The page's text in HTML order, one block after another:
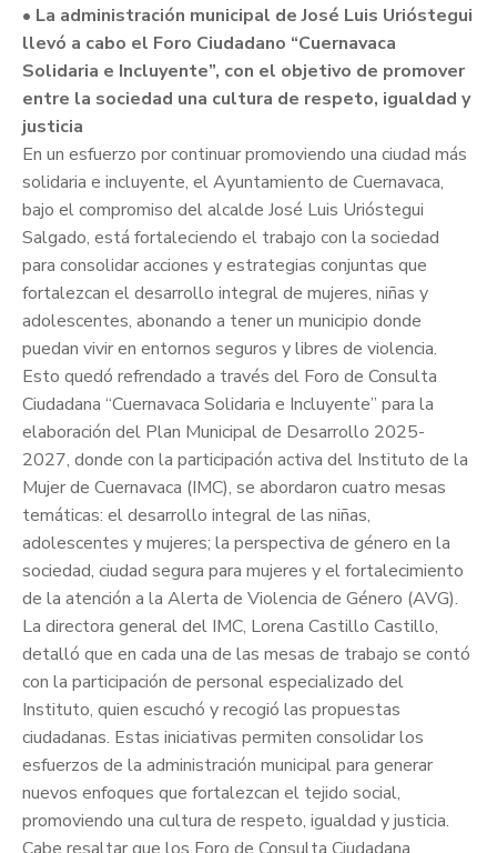
• La administración municipal de José Luis Urióstegui
llevó a cabo el Foro Ciudadano “Cuernavaca
Solidaria e Incluyente”, con el objetivo de promover
entre la sociedad una cultura de respeto, igualdad y
justicia
En un esfuerzo por continuar promoviendo una ciudad más
solidaria e incluyente, el Ayuntamiento de Cuernavaca,
bajo el compromiso del alcalde José Luis Urióstegui
Salgado, está fortaleciendo el trabajo con la sociedad
para consolidar acciones y estrategias conjuntas que
fortalezcan el desarrollo integral de mujeres, niñas y
adolescentes, abonando a tener un municipio donde
puedan vivir en entornos seguros y libres de violencia.
Esto quedó refrendado a través del Foro de Consulta
Ciudadana “Cuernavaca Solidaria e Incluyente” para la
elaboración del Plan Municipal de Desarrollo 2025-
2027, donde con la participación activa del Instituto de la
Mujer de Cuernavaca (IMC), se abordaron cuatro mesas
temáticas: el desarrollo integral de las niñas,
adolescentes y mujeres; la perspectiva de género en la
sociedad, ciudad segura para mujeres y el fortalecimiento
de la atención a la Alerta de Violencia de Género (AVG).
La directora general del IMC, Lorena Castillo Castillo,
detalló que en cada una de las mesas de trabajo se contó
con la participación de personal especializado del
Instituto, quien escuchó y recogió las propuestas
ciudadanas. Estas iniciativas permiten consolidar los
esfuerzos de la administración municipal para generar
nuevos enfoques que fortalezcan el tejido social,
promoviendo una cultura de respeto, igualdad y justicia.